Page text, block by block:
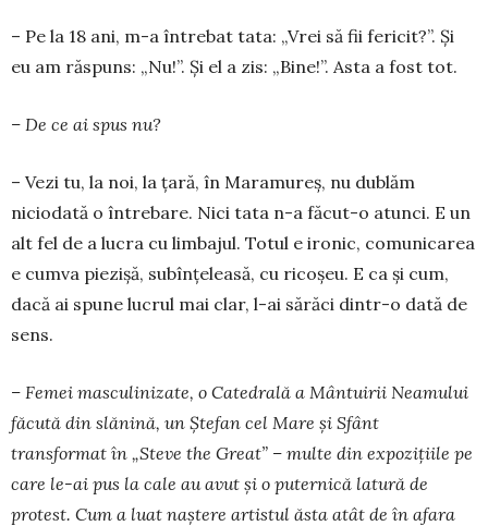
– Pe la 18 ani, m-a întrebat tata: „Vrei să fii fe­ricit?”. Și
eu am răspuns: „Nu!”. Și el a zis: „Bine!”. Asta a fost tot.
– De ce ai spus nu?
– Vezi tu, la noi, la țară, în Maramureș, nu du­blăm
niciodată o întrebare. Nici tata n-a făcut-o atunci. E un
alt fel de a lucra cu limbajul. Totul e iro­nic, comunicarea
e cumva piezișă, subînțeleasă, cu ricoșeu. E ca și cum,
dacă ai spune lucrul mai clar, l-ai sărăci dintr-o dată de
sens.
– Femei masculinizate, o Catedrală a Mântui­rii Nea­mului
făcută din slănină, un Ștefan cel Mare și Sfânt
transformat în „Steve the Great” – multe din ex­pozițiile pe
care le-ai pus la cale au avut și o puter­ni­că latură de
protest. Cum a luat naștere artistul ăsta atât de în afara